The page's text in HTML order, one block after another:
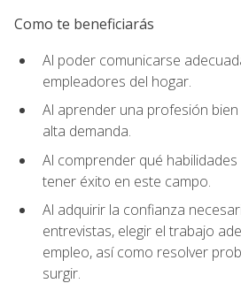
Como te beneficiarás
Al poder comunicarse
empleadores del hogar.
Al aprender una profesión
alta demanda.
Al comprender qué
tener éxito en este campo.
Al adquirir la confianza
entrevistas, elegir el trabajo
empleo, así como resolver
surgir.